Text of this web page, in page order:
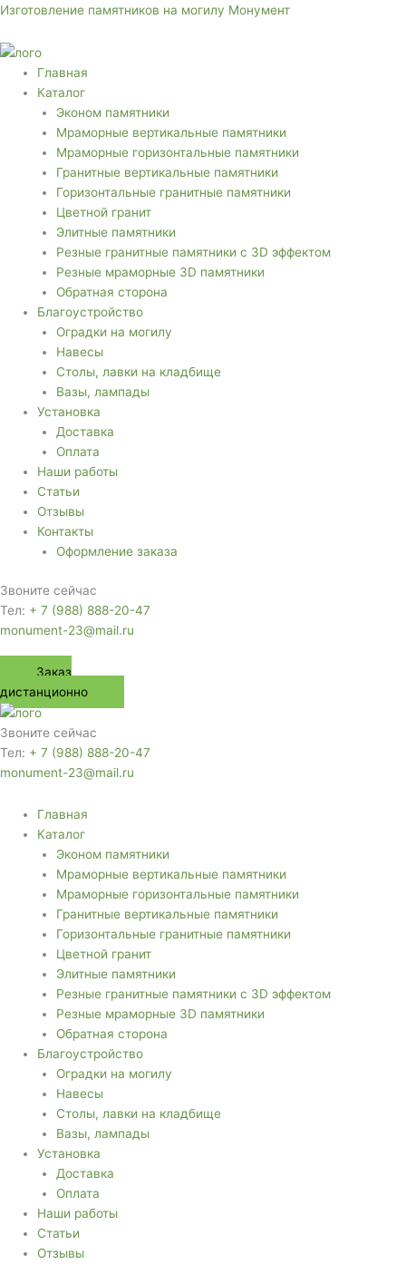
Перейти
содержимому
Изготовление памятников на могилу Монумент
Меню
Главная
Каталог
Эконом памятники
Мраморные вертикальные памятники
Мраморные горизонтальные памятники
Гранитные вертикальные памятники
Горизонтальные гранитные памятники
Цветной гранит
Элитные памятники
Резные гранитные памятники с 3D эффектом
Резные мраморные 3D памятники
Обратная сторона
Благоустройство
Оградки на могилу
Навесы
Столы, лавки на кладбище
Вазы, лампады
Установка
Доставка
Оплата
Наши работы
Статьи
Отзывы
Контакты
Оформление заказа
Звоните сейчас
Тел: + 7 (988) 888-20-47
monument-23@mail.ru
Заказ
дистанционно
Звоните сейчас
Тел: + 7 (988) 888-20-47
monument-23@mail.ru
Меню
Главная
Каталог
Эконом памятники
Мраморные вертикальные памятники
Мраморные горизонтальные памятники
Гранитные вертикальные памятники
Горизонтальные гранитные памятники
Цветной гранит
Элитные памятники
Резные гранитные памятники с 3D эффектом
Резные мраморные 3D памятники
Обратная сторона
Благоустройство
Оградки на могилу
Навесы
Столы, лавки на кладбище
Вазы, лампады
Установка
Доставка
Оплата
Наши работы
Статьи
Отзывы